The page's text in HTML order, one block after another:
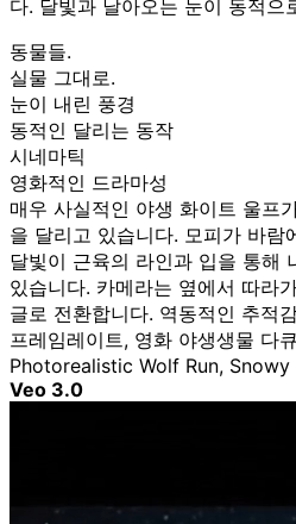
다. 달빛과 날아오는 눈이 동적으
동물들.
실물 그대로.
눈이 내린 풍경
동적인 달리는 동작
시네마틱
영화적인 드라마성
매우 사실적인 야생 화이트 울프
을 달리고 있습니다. 모피가 바람
달빛이 근육의 라인과 입을 통해
있습니다. 카메라는 옆에서 따라
글로 전환합니다. 역동적인 추적
프레임레이트, 영화 야생생물 다
Photorealistic Wolf Run,
Veo 3.0